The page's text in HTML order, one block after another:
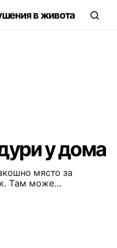
в живота
у дома
място за
Там може…